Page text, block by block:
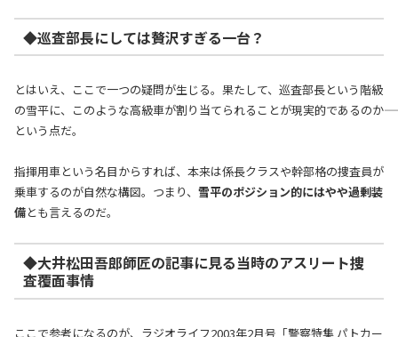
◆巡査部長にしては贅沢すぎる一台？
とはいえ、ここで一つの疑問が生じる。果たして、巡査部長という階級
の雪平に、このような高級車が割り当てられることが現実的であるのか――
という点だ。
指揮用車という名目からすれば、本来は係長クラスや幹部格の捜査員が
乗車するのが自然な構図。つまり、 雪平のポジション的にはやや過剰装
備とも言えるのだ。
◆大井松田吾郎師匠の記事に見る当時のアスリート捜
査覆面事情
ここで参考になるのが、ラジオライフ2003年2月号「警察特集 パトカー